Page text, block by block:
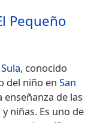
Pequeño
, conocido
del niño en San
enseñanza de las
niñas.​ Es uno de